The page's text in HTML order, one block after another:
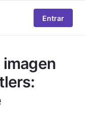
Entrar
imagen